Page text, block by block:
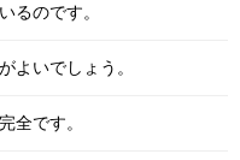
るのです。
よいでしょう。
全です。